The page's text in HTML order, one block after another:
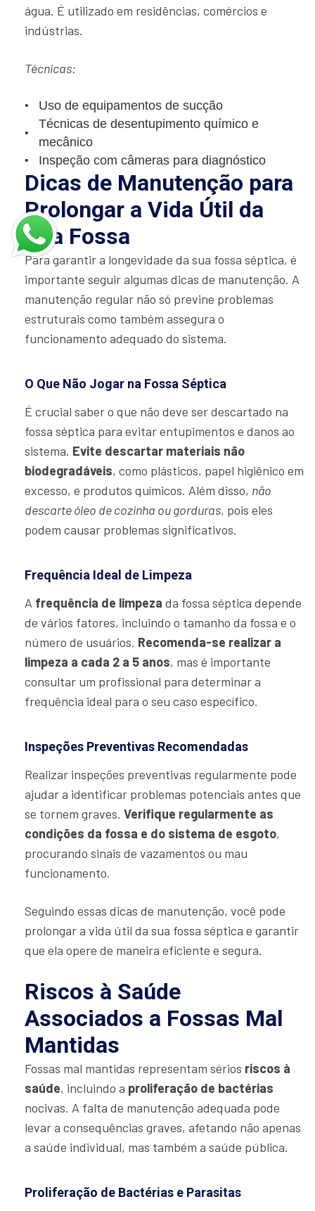
água. É utilizado em residências, comércios e
indústrias.
Técnicas:
Uso de equipamentos de sucção
Técnicas de desentupimento químico e
mecânico
Inspeção com câmeras para diagnóstico
Dicas de Manutenção para
Prolongar a Vida Útil da
Sua Fossa
Para garantir a longevidade da sua fossa séptica, é
importante seguir algumas dicas de manutenção. A
manutenção regular não só previne problemas
estruturais como também assegura o
funcionamento adequado do sistema.
O Que Não Jogar na Fossa Séptica
É crucial saber o que não deve ser descartado na
fossa séptica para evitar entupimentos e danos ao
sistema. Evite descartar materiais não
biodegradáveis, como plásticos, papel higiênico em
excesso, e produtos químicos. Além disso, não
descarte óleo de cozinha ou gorduras, pois eles
podem causar problemas significativos.
Frequência Ideal de Limpeza
A frequência de limpeza da fossa séptica depende
de vários fatores, incluindo o tamanho da fossa e o
número de usuários. Recomenda-se realizar a
limpeza a cada 2 a 5 anos, mas é importante
consultar um profissional para determinar a
frequência ideal para o seu caso específico.
Inspeções Preventivas Recomendadas
Realizar inspeções preventivas regularmente pode
ajudar a identificar problemas potenciais antes que
se tornem graves. Verifique regularmente as
condições da fossa e do sistema de esgoto,
procurando sinais de vazamentos ou mau
funcionamento.
Seguindo essas dicas de manutenção, você pode
prolongar a vida útil da sua fossa séptica e garantir
que ela opere de maneira eficiente e segura.
Riscos à Saúde
Associados a Fossas Mal
Mantidas
Fossas mal mantidas representam sérios riscos à
saúde, incluindo a proliferação de bactérias
nocivas. A falta de manutenção adequada pode
levar a consequências graves, afetando não apenas
a saúde individual, mas também a saúde pública.
Proliferação de Bactérias e Parasitas